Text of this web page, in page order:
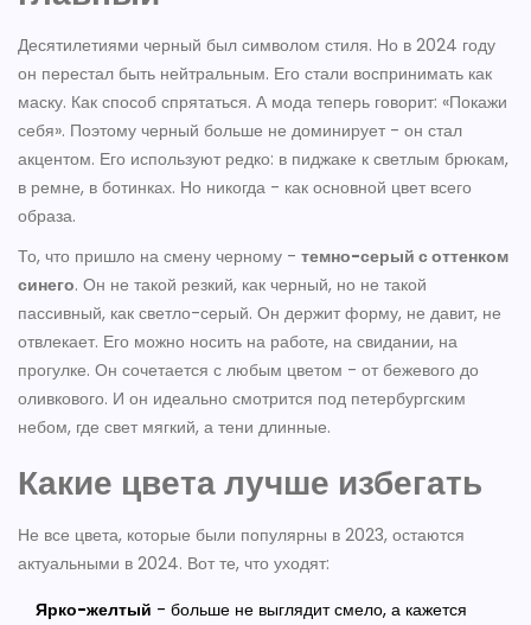
Десятилетиями черный был символом стиля. Но в 2024 году
он перестал быть нейтральным. Его стали воспринимать как
маску. Как способ спрятаться. А мода теперь говорит: «Покажи
себя». Поэтому черный больше не доминирует - он стал
акцентом. Его используют редко: в пиджаке к светлым брюкам,
в ремне, в ботинках. Но никогда - как основной цвет всего
образа.
То, что пришло на смену черному - темно-серый с оттенком
синего. Он не такой резкий, как черный, но не такой
пассивный, как светло-серый. Он держит форму, не давит, не
отвлекает. Его можно носить на работе, на свидании, на
прогулке. Он сочетается с любым цветом - от бежевого до
оливкового. И он идеально смотрится под петербургским
небом, где свет мягкий, а тени длинные.
Какие цвета лучше избегать
Не все цвета, которые были популярны в 2023, остаются
актуальными в 2024. Вот те, что уходят:
Ярко-желтый - больше не выглядит смело, а кажется